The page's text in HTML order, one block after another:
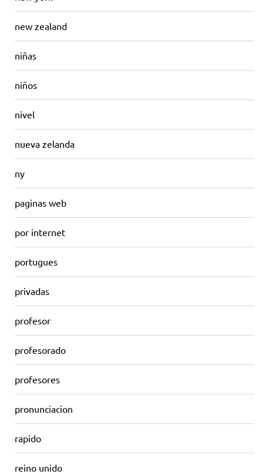
new zealand
niñas
niños
nivel
nueva zelanda
ny
paginas web
por internet
portugues
privadas
profesor
profesorado
profesores
pronunciacion
rapido
reino unido